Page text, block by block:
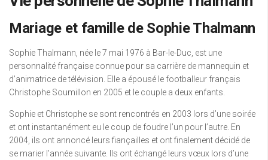
Mariage et famille de Sophie Thalmann
Sophie Thalmann, née le 7 mai 1976 à Bar-le-Duc, est une
personnalité française connue pour sa carrière de mannequin et
d’animatrice de télévision. Elle a épousé le footballeur français
Christophe Soumillon en 2005 et le couple a deux enfants.
Sophie et Christophe se sont rencontrés en 2003 lors d’une soirée
et ont instantanément eu le coup de foudre l’un pour l’autre. En
2004, ils ont annoncé leurs fiançailles et ont finalement décidé de
se marier l’année suivante. Ils ont échangé leurs vœux lors d’une